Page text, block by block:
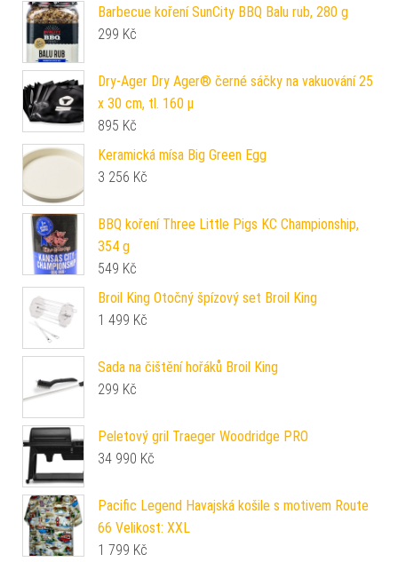
Barbecue koření SunCity BBQ Balu rub, 280 g
299 Kč
Dry-Ager Dry Ager® černé sáčky na vakuování 25
x 30 cm, tl. 160 µ
895 Kč
Keramická mísa Big Green Egg
3 256 Kč
BBQ koření Three Little Pigs KC Championship,
354 g
549 Kč
Broil King Otočný špízový set Broil King
1 499 Kč
Sada na čištění hořáků Broil King
299 Kč
Peletový gril Traeger Woodridge PRO
34 990 Kč
Pacific Legend Havajská košile s motivem Route
66 Velikost: XXL
1 799 Kč